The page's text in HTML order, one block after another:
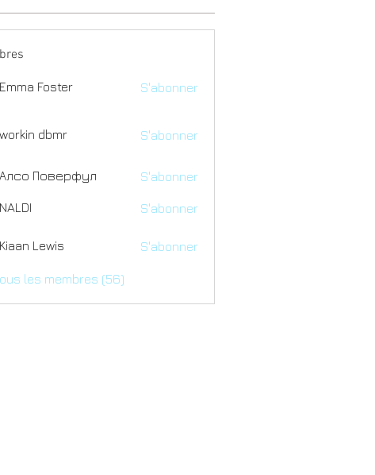
Foster S'abonner
dbmr S'abonner
Поверфул S'abonner
S'abonner
Lewis S'abonner
les membres (56)